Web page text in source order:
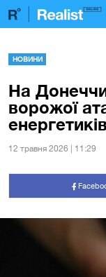
НОВИНИ
На
ворожої
енергетиків
12 травня 2026 | 11:29